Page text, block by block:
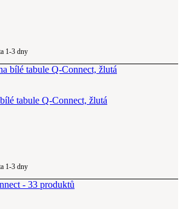
1-3 dny
tabule Q-Connect, žlutá
1-3 dny